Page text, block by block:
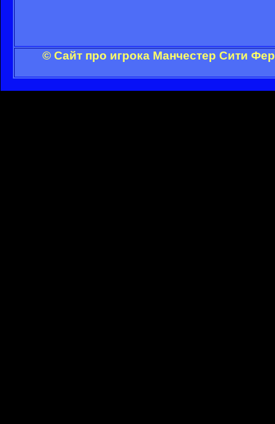
© Сайт про игрока Манчестер Сити